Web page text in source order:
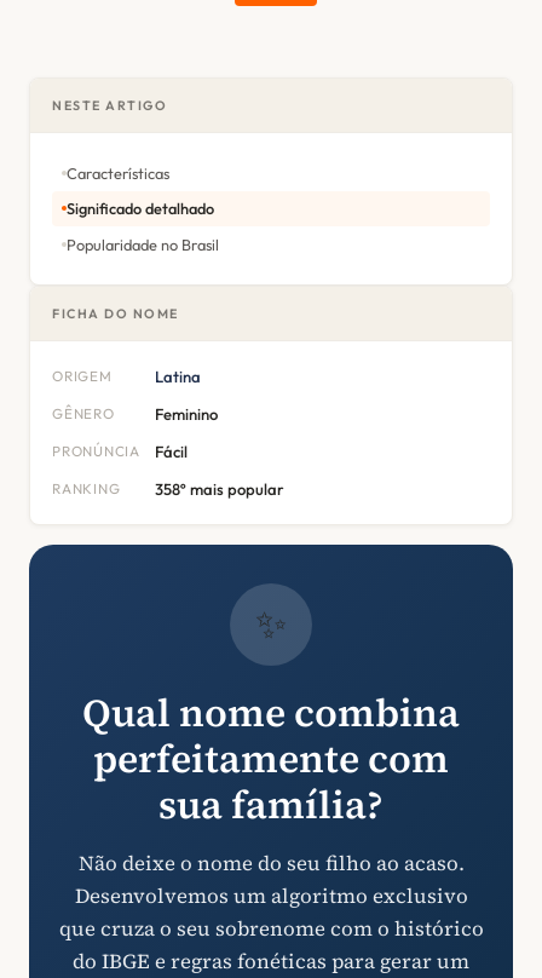
NESTE ARTIGO
Características
Significado detalhado
Popularidade no Brasil
FICHA DO NOME
ORIGEM Latina
GÊNERO Feminino
PRONÚNCIA Fácil
RANKING 358º mais popular
✨
Qual nome combina
perfeitamente com
sua família?
Não deixe o nome do seu filho ao acaso.
Desenvolvemos um algoritmo exclusivo
que cruza o seu sobrenome com o histórico
do IBGE e regras fonéticas para gerar um